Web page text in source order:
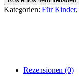
Kategorien: Für Kinder,
Rezensionen (0)